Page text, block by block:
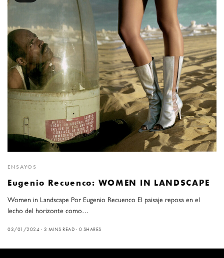
ENSAYOS
Eugenio Recuenco: WOMEN IN LANDSCAPE
Women in Landscape Por Eugenio Recuenco El paisaje reposa en el
lecho del horizonte como…
03/01/2024 3 MINS READ 0 SHARES